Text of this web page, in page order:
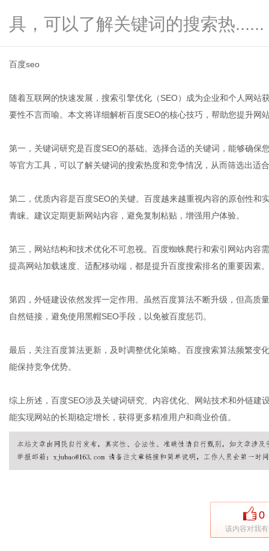
具，可以了解关键词的搜索热......
百度seo
随着互联网的快速发展，搜索引擎优化（SEO）成为企业和个人网
要性不言而喻。本文将详细解析百度SEO的核心技巧，帮助您提升网
第一，关键词研究是百度SEO的基础。选择合适的关键词，能够确
等官方工具，可以了解关键词的搜索热度和竞争情况，从而筛选出适
第二，优质内容是百度SEO的关键。百度越来越重视内容的原创性
青睐。建议定期更新网站内容，避免复制粘贴，增强用户体验。
第三，网站结构和技术优化不可忽视。百度蜘蛛爬行和索引网站内容
提高网站加载速度、适配移动端，都是提升百度搜索排名的重要因素。
第四，外链建设依然发挥一定作用。虽然百度算法不断升级，但高质
自然链接，避免使用黑帽SEO手段，以免被百度惩罚。
最后，关注百度算法更新，及时调整优化策略。百度搜索算法频繁变
能保持竞争优势。
综上所述，百度SEO涉及关键词研究、内容优化、网站技术和外链
能实现网站的长期稳定增长，获得更多精准用户和商业价值。
0
该内容对我